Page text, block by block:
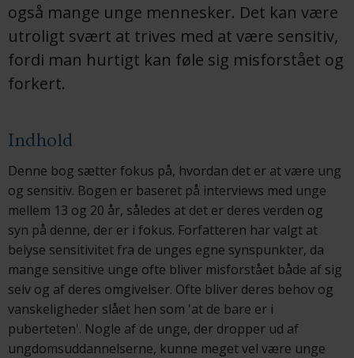
også mange unge mennesker. Det kan være
utroligt svært at trives med at være sensitiv,
fordi man hurtigt kan føle sig misforstået og
forkert.
Indhold
Denne bog sætter fokus på, hvordan det er at være ung
og sensitiv. Bogen er baseret på interviews med unge
mellem 13 og 20 år, således at det er deres verden og
syn på denne, der er i fokus. Forfatteren har valgt at
belyse sensitivitet fra de unges egne synspunkter, da
mange sensitive unge ofte bliver misforstået både af sig
selv og af deres omgivelser. Ofte bliver deres behov og
vanskeligheder slået hen som 'at de bare er i
puberteten'. Nogle af de unge, der dropper ud af
ungdomsuddannelserne, kunne meget vel være unge